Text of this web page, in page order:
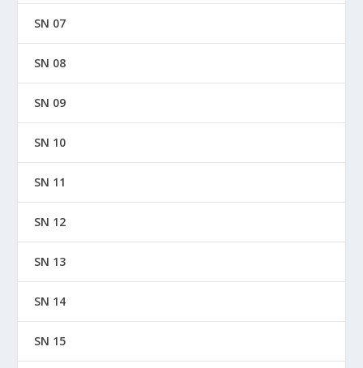
SN 07
SN 08
SN 09
SN 10
SN 11
SN 12
SN 13
SN 14
SN 15